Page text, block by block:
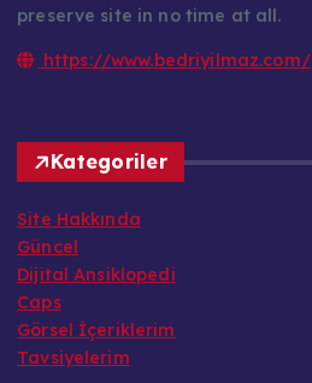
preserve site in no time at all.
https://www.bedriyilmaz.com/
Kategoriler
Site Hakkında
Güncel
Dijital Ansiklopedi
Caps
Görsel İçeriklerim
Tavsiyelerim